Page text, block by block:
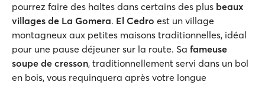
pourrez faire des haltes dans certains des plus beaux
villages de La Gomera. El Cedro est un village
montagneux aux petites maisons traditionnelles, idéal
pour une pause déjeuner sur la route. Sa fameuse
soupe de cresson, traditionnellement servi dans un bol
en bois, vous requinquera après votre longue